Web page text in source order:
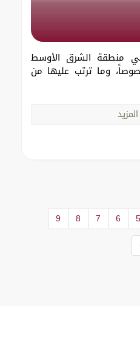
في منطقة الشرق الأوسط
وما ترتب عليها من
5
6
7
8
9